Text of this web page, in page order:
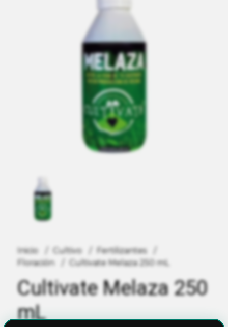
Inicio Cultivo
Fertilizantes
Floración
Cultivate Melaza 250 mL
Cultivate Melaza 250
mL